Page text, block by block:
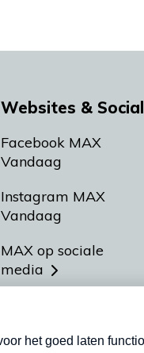
Websites & Social
Facebook MAX
Vandaag
Instagram MAX
Vandaag
MAX op sociale
media
Meldpunt Actueel